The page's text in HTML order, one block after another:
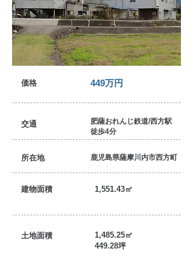
価格 449万円
交通
肥薩おれんじ鉄道/西方駅
徒歩4分
所在地 鹿児島県薩摩川内市西方町
建物面積 1,551.43㎡
土地面積
1,485.25㎡
449.28坪